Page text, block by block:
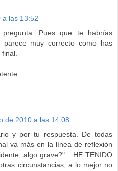
a las 13:52
Pues que te habrías
muy correcto como has
final.
de 2010 a las 14:08
y por tu respuesta. De todas
va más en la línea de reflexión
algo grave?"... HE TENIDO
circunstancias, a lo mejor no